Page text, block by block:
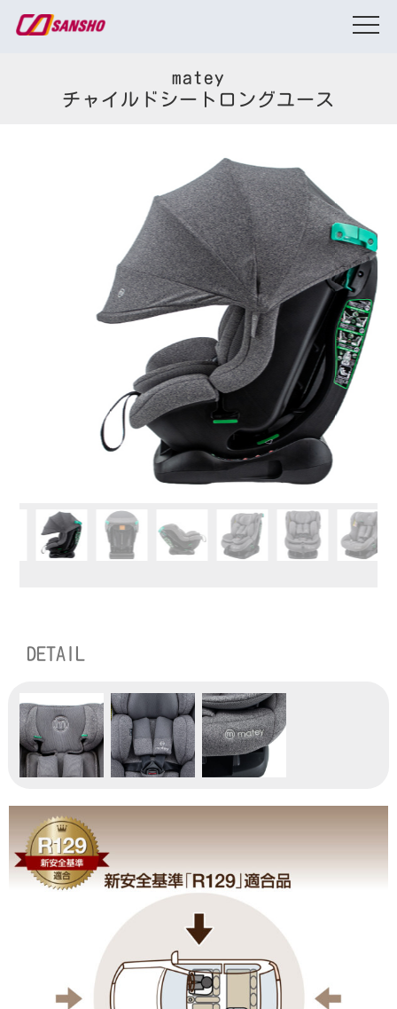
matey
チャイルドシートロングユース
DETAIL